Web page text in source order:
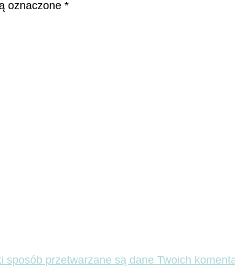
oznaczone *
sposób przetwarzane są dane Twoich